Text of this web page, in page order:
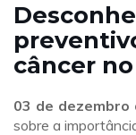
câncer
03 de dezembro
sobre a